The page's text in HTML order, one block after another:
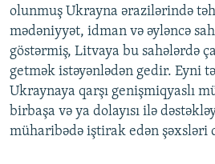
olunmuş Ukrayna ərazilərində
mədəniyyət, idman və əyləncə
göstərmiş, Litvaya bu sahələrdə
getmək istəyənlədən gedir. Eyni
Ukraynaya qarşı genişmiqyaslı
birbaşa və ya dolayısı ilə
müharibədə iştirak edən şəxsləri